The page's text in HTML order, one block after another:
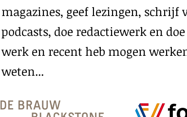
magazines, geef lezingen,
podcasts, doe redactiewerk en
werk en recent heb mogen
weten...